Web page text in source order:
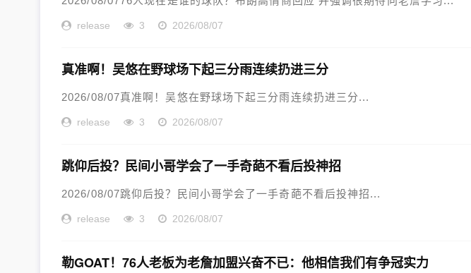
release 3 2026/08/07
真准啊！吴悠在野球场下起三分雨连续扔进三分
2026/08/07真准啊！吴悠在野球场下起三分雨连续扔进三分...
release 3 2026/08/07
跳仰后投？民间小哥学会了一手奇葩不看后投神招
2026/08/07跳仰后投？民间小哥学会了一手奇葩不看后投神招...
release 3 2026/08/07
勒GOAT！76人老板为老詹加盟兴奋不已：他相信我们有争冠实力